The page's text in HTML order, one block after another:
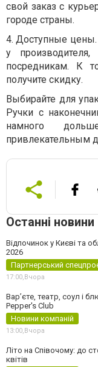
свой заказ с
городе страны.
4. Доступные цены.
у
посредникам. К
получите скидку.
Выбирайте для
Ручки с
намного
привлекательным
Останні новини
Відпочинок у Києві та
2026
Партнерський
17:00, Вчора
Вар’єте, театр, соул і
Pepper's Club
Новини компаній
13:00, Вчора
Літо на Співочому: до
квітів